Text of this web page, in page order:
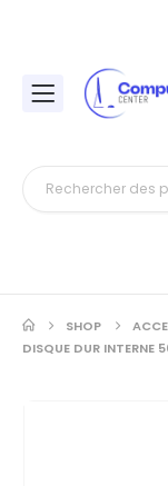
SHOP
DISQUE DUR INTERNE